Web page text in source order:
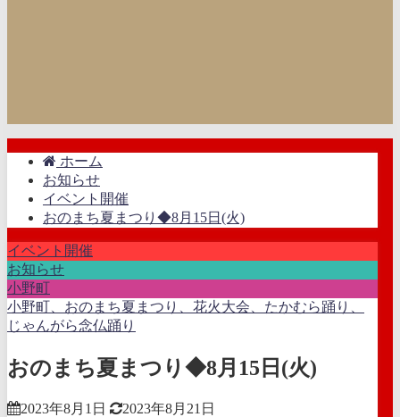
ホーム
お知らせ
イベント開催
おのまち夏まつり◆8月15日(火)
イベント開催
お知らせ
小野町
小野町、おのまち夏まつり、花火大会、たかむら踊り、
じゃんがら念仏踊り
おのまち夏まつり◆8月15日(火)
2023年8月1日 2023年8月21日